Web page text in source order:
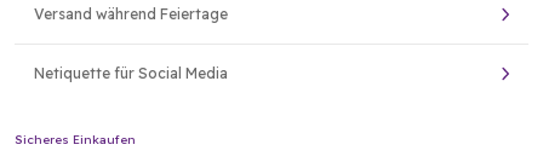
Versand während Feiertage
Netiquette für Social Media
Sicheres Einkaufen